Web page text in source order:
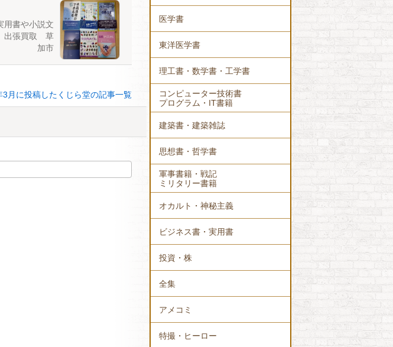
用書や小説文
出張買取 草
加市
3月に投稿したくじら堂の記事一覧
医学書
東洋医学書
理工書・数学書・工学書
コンピューター技術書
プログラム・IT書籍
建築書・建築雑誌
思想書・哲学書
軍事書籍・戦記
ミリタリー書籍
オカルト・神秘主義
ビジネス書・実用書
投資・株
全集
アメコミ
特撮・ヒーロー